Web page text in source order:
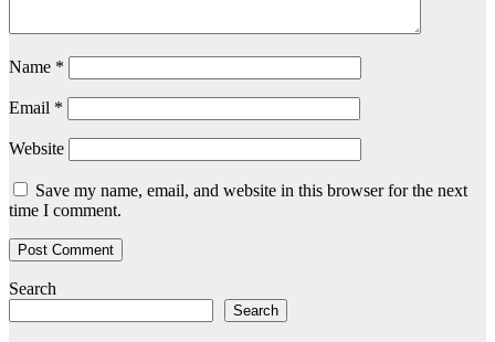
Name *
Email *
Website
Save my name, email, and website in this browser for the next
time I comment.
Search
Search